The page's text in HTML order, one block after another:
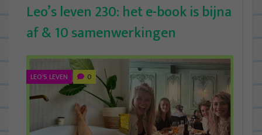
Leo’s leven 230: het e-book is bijna
af & 10 samenwerkingen
LEO'S LEVEN 0